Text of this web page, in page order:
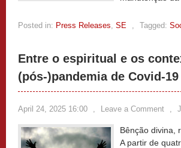
Posted in: Press Releases, SE , Tagged:
Entre o espiritual e os
(pós-)pandemia de Covid-19
April 24, 2025 16:00 , Leave a Comment ,
Bênção divina,
A partir de